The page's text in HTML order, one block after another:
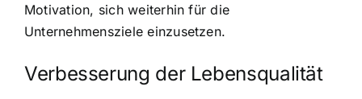
Motivation, sich weiterhin für die
Unternehmensziele einzusetzen.
Verbesserung der Lebensqualität